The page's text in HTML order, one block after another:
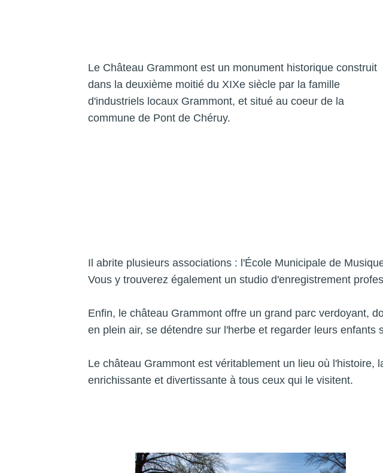
Le Château Grammont est un monument historique construit
dans la deuxième moitié du XIXe siècle par la famille
d'industriels locaux Grammont, et situé au coeur de la
commune de Pont de Chéruy.
Il abrite plusieurs associations : l'École Municipale de
Vous y trouverez également un studio d'enregistrement
Enfin, le château Grammont offre un grand parc verdoyant,
en plein air, se détendre sur l'herbe et regarder leurs enfants
Le château Grammont est véritablement un lieu où
enrichissante et divertissante à tous ceux qui le visitent.